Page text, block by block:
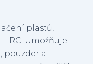
plastů,
Umožňuje
pouzder a